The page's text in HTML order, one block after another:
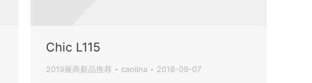
Chic L115
2019展商新品推荐 caolina 2018-09-07